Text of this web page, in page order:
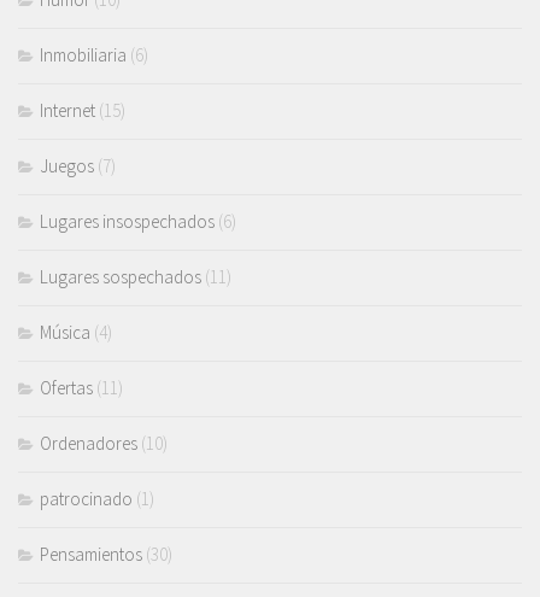
Inmobiliaria (6)
Internet (15)
Juegos (7)
Lugares insospechados (6)
Lugares sospechados (11)
Música (4)
Ofertas (11)
Ordenadores (10)
patrocinado (1)
Pensamientos (30)